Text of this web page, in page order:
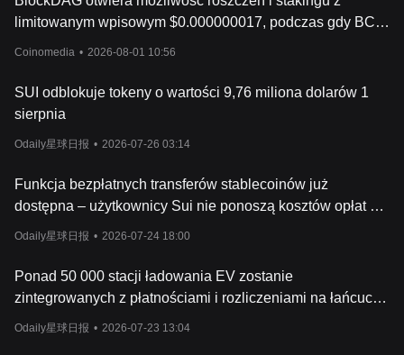
limitowanym wpisowym $0.000000017, podczas gdy BCH
Coinomedia • 2026-08-01 10:56
SUI odblokuje tokeny o wartości 9,76 miliona dolarów 1
sierpnia
Odaily星球日报 • 2026-07-26 03:14
Funkcja bezpłatnych transferów stablecoinów już
dostępna – użytkownicy Sui nie ponoszą kosztów opłat za
gaz ani nie potrzebują tokenów gazowych.
Odaily星球日报 • 2026-07-24 18:00
Ponad 50 000 stacji ładowania EV zostanie
zintegrowanych z płatnościami i rozliczeniami na łańcuchu
Sui za pośrednictwem GoraeProtocol.
Odaily星球日报 • 2026-07-23 13:04